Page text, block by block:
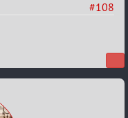
#108